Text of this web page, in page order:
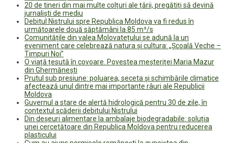
20 de tineri din mai multe colțuri ale țării, pregătiți să devină
jurnaliști de mediu
Debitul Nistrului spre Republica Moldova va fi redus în
următoarele două săptămâni la 85 m³/s
Comunitățile din valea Molovatețului se adună la un
eveniment care celebrează natura și cultura: „Școală Veche –
Timpuri Noi”
O viață țesută în covoare. Povestea meșteriței Maria Mazur
din Ghermănești
Prutul sub presiune: poluarea, seceta și schimbările climatice
afectează unul dintre mai importante râuri ale Republicii
Moldova
Guvernul a stare de alertă hidrologică pentru 30 de zile, în
contextul scăderii debitului Nistrului
Din deșeuri alimentare la ambalaje biodegradabile: soluția
unei cercetătoare din Republica Moldova pentru reducerea
plasticului